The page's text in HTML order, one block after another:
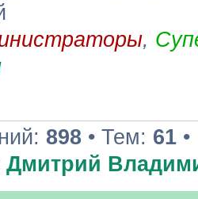
,
898 • Тем: 61
Дмитрий